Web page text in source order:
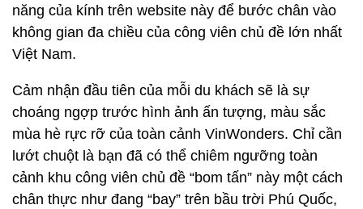
năng của kính trên website này để bước chân vào
không gian đa chiều của công viên chủ đề lớn nhất
Việt Nam.
Cảm nhận đầu tiên của mỗi du khách sẽ là sự
choáng ngợp trước hình ảnh ấn tượng, màu sắc
mùa hè rực rỡ của toàn cảnh VinWonders. Chỉ cần
lướt chuột là bạn đã có thể chiêm ngưỡng toàn
cảnh khu công viên chủ đề “bom tấn” này một cách
chân thực như đang “bay” trên bầu trời Phú Quốc,